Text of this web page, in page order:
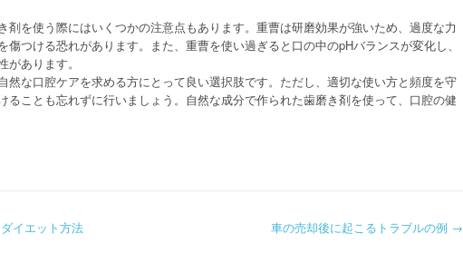
剤を使う際にはいくつかの注意点もあります。重曹は研磨効果が強いため、過度な力
傷つける恐れがあります。また、重曹を使い過ぎると口の中のpHバランスが変化し、
あります。
然な口腔ケアを求める方にとって良い選択肢です。ただし、適切な使い方と頻度を守
ることも忘れずに行いましょう。自然な成分で作られた歯磨き剤を使って、口腔の健
イエット方法 車の売却後に起こるトラブルの例 →